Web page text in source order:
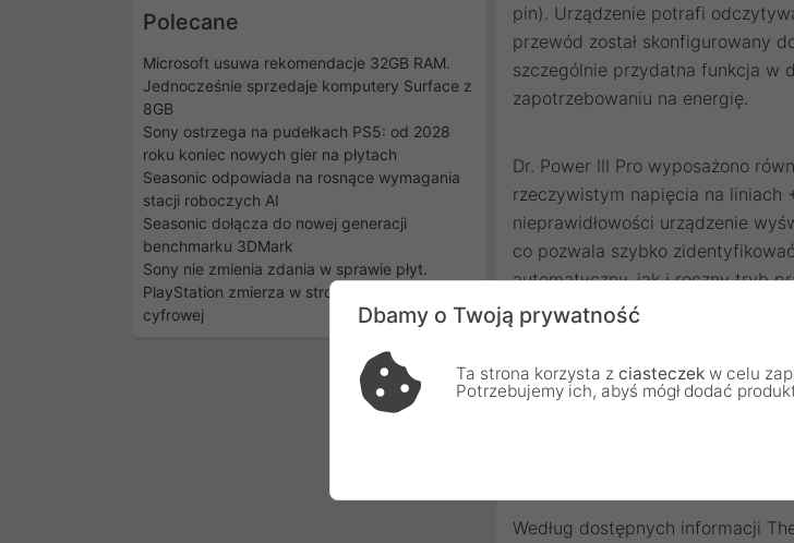
Polecane
Microsoft usuwa rekomendacje 32GB RAM.
Jednocześnie sprzedaje komputery Surface z
8GB
Sony ostrzega na pudełkach PS5: od 2028
roku koniec nowych gier na płytach
Seasonic odpowiada na rosnące wymagania
stacji roboczych AI
Seasonic dołącza do nowej generacji
benchmarku 3DMark
Sony nie zmienia zdania w sprawie płyt.
PlayStation zmierza w stronę dystrybucji
cyfrowej
pin). Urządzenie potrafi
przewód został skonfigurowany
szczególnie przydatna funkcja w
zapotrzebowaniu na energię.
Dr. Power III Pro wyposażono
rzeczywistym napięcia na liniach
nieprawidłowości urządzenie
co pozwala szybko
automatyczny, jak i ręczny tryb
lub ich indywidualną diagnostykę.
Producent deklaruje zgodność z
zasilaczach, w tym 24-pin ATX,
jest niewielkie, dzięki czemu
Według dostępnych informacji
Dbamy o Twoją prywatność
Ta strona korzysta z ciasteczek w celu
Potrzebujemy ich, abyś mógł dodać